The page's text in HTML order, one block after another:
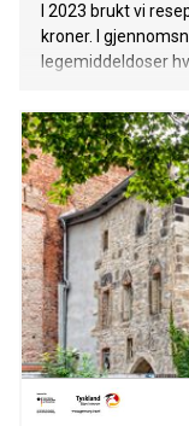
I 2023 brukt vi
kroner. I
legemiddeldoser